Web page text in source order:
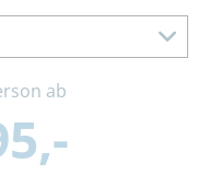
ab